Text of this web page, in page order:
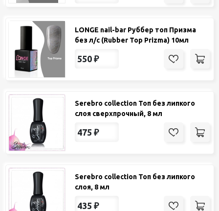
LONGE nail-bar Руббер топ Призма
без л/с (Rubber Top Prizma) 10мл
550 ₽
Serebro collection Топ без липкого
слоя сверхпрочный, 8 мл
475 ₽
Serebro collection Топ без липкого
слоя, 8 мл
435 ₽